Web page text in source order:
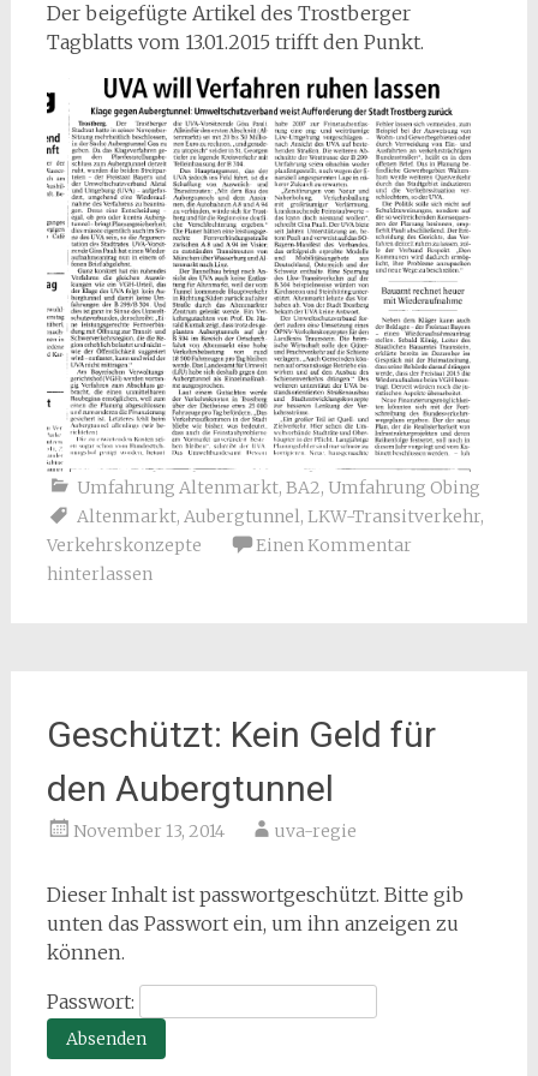
Der beigefügte Artikel des Trostberger
Tagblatts vom 13.01.2015 trifft den Punkt.
Umfahrung Altenmarkt, BA2, Umfahrung Obing
Altenmarkt, Aubergtunnel, LKW-Transitverkehr,
Verkehrskonzepte
Einen Kommentar
hinterlassen
Geschützt: Kein Geld für
den Aubergtunnel
November 13, 2014 uva-regie
Dieser Inhalt ist passwortgeschützt. Bitte gib
unten das Passwort ein, um ihn anzeigen zu
können.
Passwort: